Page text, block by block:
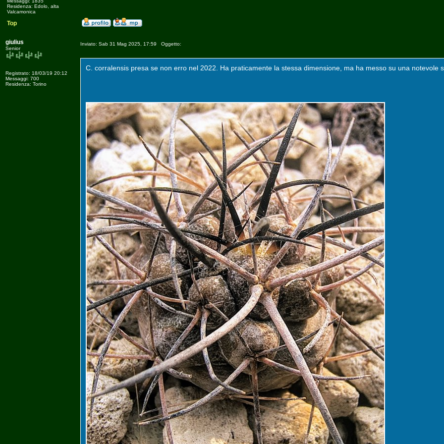
Residenza: Edolo, alta
Valcamonica
Top
giulius
Senior
Registrato: 18/03/19 20:12
Messaggi: 700
Residenza: Torino
Inviato: Sab 31 Mag 2025, 17:59 Oggetto:
C. corralensis presa se non erro nel 2022. Ha praticamente la stessa dimensione, ma ha messo su una notevole